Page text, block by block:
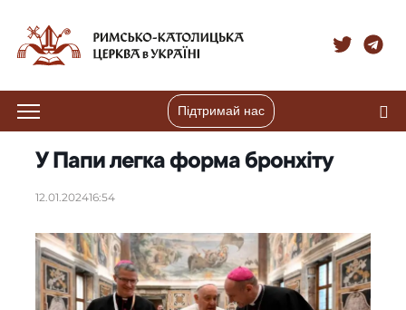
Підтримай нас
У Папи легка форма бронхіту
12.01.202416:54